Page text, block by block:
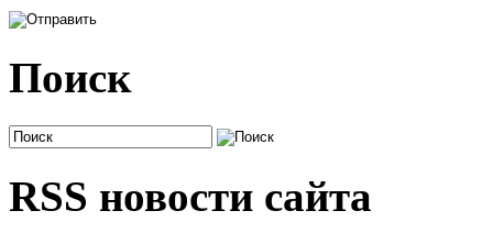
Поиск
RSS новости сайта